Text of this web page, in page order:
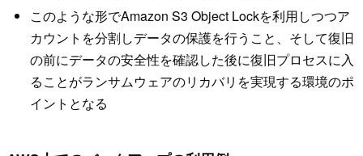
このような形でAmazon S3 Object Lockを利用しつつア
カウントを分割しデータの保護を行うこと、そして復旧
の前にデータの安全性を確認した後に復旧プロセスに入
ることがランサムウェアのリカバリを実現する環境のポ
イントとなる